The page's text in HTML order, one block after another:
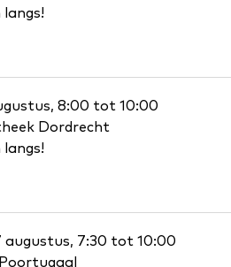
8:00 tot 10:00
Dordrecht
augustus, 7:30 tot 10:00